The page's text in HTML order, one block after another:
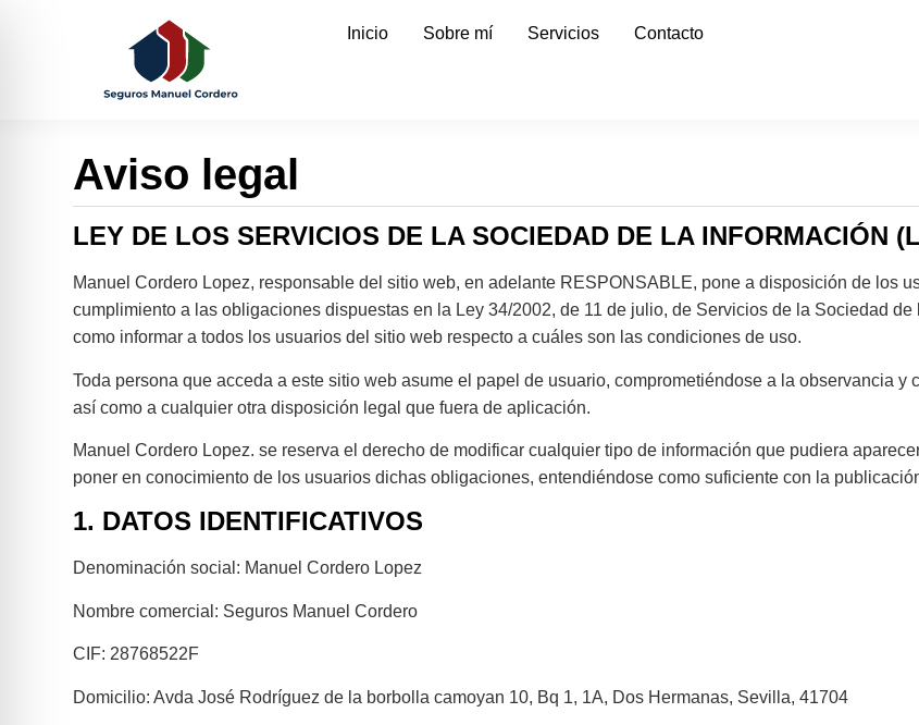
Inicio Sobre mí Servicios Contacto
Aviso legal
LEY DE LOS SERVICIOS DE LA SOCIEDAD DE LA INFORMACIÓN
Manuel Cordero Lopez, responsable del sitio web, en adelante RESPONSABLE, pone a disposición de los
cumplimiento a las obligaciones dispuestas en la Ley 34/2002, de 11 de julio, de Servicios de la Sociedad
como informar a todos los usuarios del sitio web respecto a cuáles son las condiciones de uso.
Toda persona que acceda a este sitio web asume el papel de usuario, comprometiéndose a la observancia
así como a cualquier otra disposición legal que fuera de aplicación.
Manuel Cordero Lopez. se reserva el derecho de modificar cualquier tipo de información que pudiera
poner en conocimiento de los usuarios dichas obligaciones, entendiéndose como suficiente con la
1. DATOS IDENTIFICATIVOS
Denominación social: Manuel Cordero Lopez
Nombre comercial: Seguros Manuel Cordero
CIF: 28768522F
Domicilio: Avda José Rodríguez de la borbolla camoyan 10, Bq 1, 1A, Dos Hermanas, Sevilla, 41704